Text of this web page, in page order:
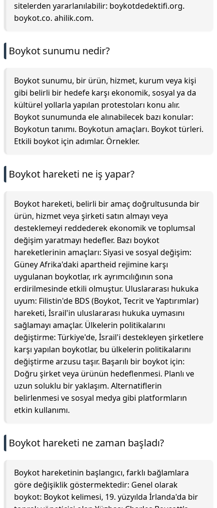
sitelerden yararlanılabilir: boykotdedektifi.org.
boykot.co. ahilik.com.
Boykot sunumu nedir?
Boykot sunumu, bir ürün, hizmet, kurum veya kişi
gibi belirli bir hedefe karşı ekonomik, sosyal ya da
kültürel yollarla yapılan protestoları konu alır.
Boykot sunumunda ele alınabilecek bazı konular:
Boykotun tanımı. Boykotun amaçları. Boykot türleri.
Etkili boykot için adımlar. Örnekler.
Boykot hareketi ne iş yapar?
Boykot hareketi, belirli bir amaç doğrultusunda bir
ürün, hizmet veya şirketi satın almayı veya
desteklemeyi reddederek ekonomik ve toplumsal
değişim yaratmayı hedefler. Bazı boykot
hareketlerinin amaçları: Siyasi ve sosyal değişim:
Güney Afrika'daki apartheid rejimine karşı
uygulanan boykotlar, ırk ayrımcılığının sona
erdirilmesinde etkili olmuştur. Uluslararası hukuka
uyum: Filistin'de BDS (Boykot, Tecrit ve Yaptırımlar)
hareketi, İsrail'in uluslararası hukuka uymasını
sağlamayı amaçlar. Ülkelerin politikalarını
değiştirme: Türkiye'de, İsrail'i destekleyen şirketlere
karşı yapılan boykotlar, bu ülkelerin politikalarını
değiştirme arzusu taşır. Başarılı bir boykot için:
Doğru şirket veya ürünün hedeflenmesi. Planlı ve
uzun soluklu bir yaklaşım. Alternatiflerin
belirlenmesi ve sosyal medya gibi platformların
etkin kullanımı.
Boykot hareketi ne zaman başladı?
Boykot hareketinin başlangıcı, farklı bağlamlara
göre değişiklik göstermektedir: Genel olarak
boykot: Boykot kelimesi, 19. yüzyılda İrlanda'da bir